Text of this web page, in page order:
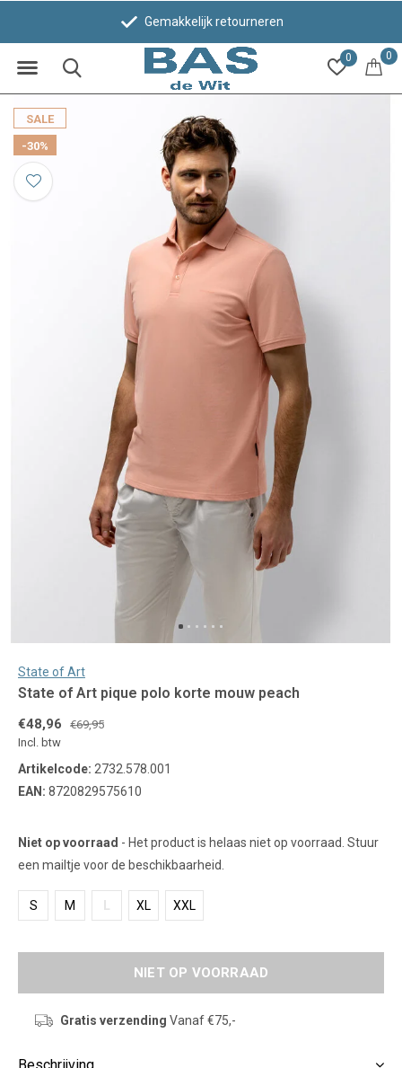
0 0
Gemakkelijk retourneren
SALE
-30%
State of Art
State of Art pique polo korte mouw peach
€48,96
€69,95
Incl. btw
Artikelcode: 2732.578.001
EAN: 8720829575610
Niet op voorraad - Het product is helaas niet op voorraad. Stuur
een mailtje voor de beschikbaarheid.
S M XL XXL
NIET OP VOORRAAD
Gratis verzending Vanaf €75,-